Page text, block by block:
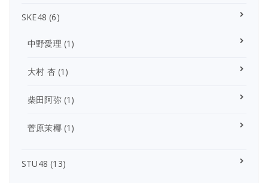
SKE48 (6)
中野愛理 (1)
大村 杏(1)
柴田阿弥(1)
菅原茉椰(1)
STU48 (13)